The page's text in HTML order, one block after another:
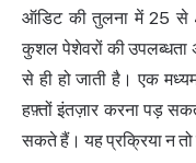
ऑडिट की तुलना में 25 से
कुशल पेशेवरों की उपलब्धता
से ही हो जाती है। एक
हफ़्तों इंतज़ार करना पड़
सकते हैं। यह प्रक्रिया न तो